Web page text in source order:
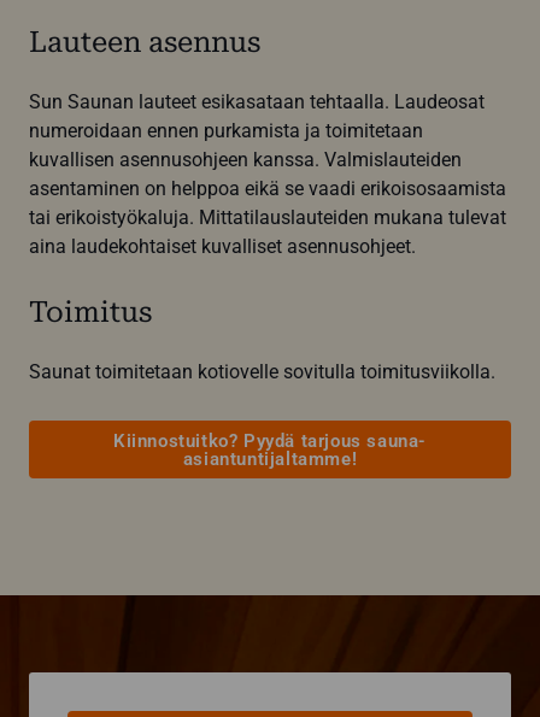
Lauteen asennus
Sun Saunan lauteet esikasataan tehtaalla. Laudeosat
numeroidaan ennen purkamista ja toimitetaan
kuvallisen asennusohjeen kanssa. Valmislauteiden
asentaminen on helppoa eikä se vaadi erikoisosaamista
tai erikoistyökaluja. Mittatilauslauteiden mukana tulevat
aina laudekohtaiset kuvalliset asennusohjeet.
Toimitus
Saunat toimitetaan kotiovelle sovitulla toimitusviikolla.
Kiinnostuitko? Pyydä tarjous sauna-
asiantuntijaltamme!